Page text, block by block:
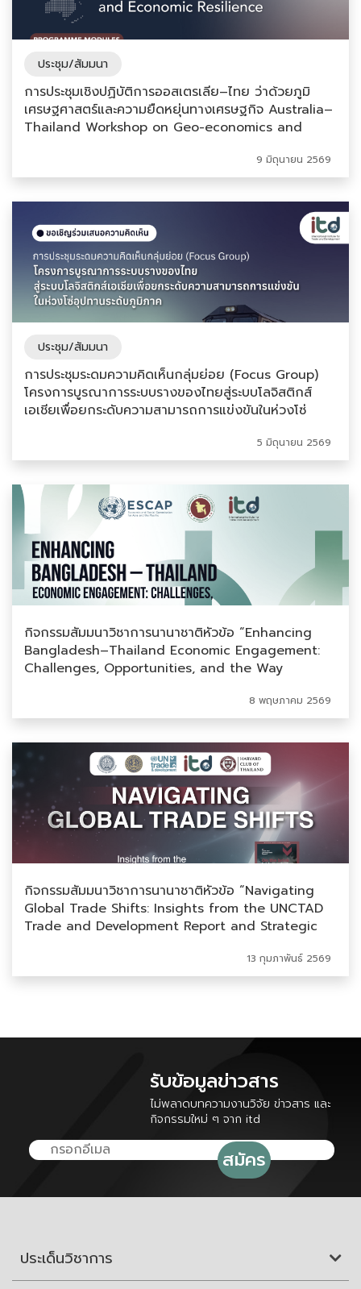
ประชุม/สัมมนา
การประชุมเชิงปฏิบัติการออสเตรเลีย–ไทย ว่าด้วยภูมิ
เศรษฐศาสตร์และความยืดหยุ่นทางเศรษฐกิจ Australia–
Thailand Workshop on Geo-economics and
9 มิถุนายน 2569
ประชุม/สัมมนา
การประชุมระดมความคิดเห็นกลุ่มย่อย (Focus Group)
โครงการบูรณาการระบบรางของไทยสู่ระบบโลจิสติกส์
เอเชียเพื่อยกระดับความสามารถการแข่งขันในห่วงโซ่
5 มิถุนายน 2569
กิจกรรมสัมมนาวิชาการนานาชาติหัวข้อ “Enhancing
Bangladesh–Thailand Economic Engagement:
Challenges, Opportunities, and the Way
8 พฤษภาคม 2569
กิจกรรมสัมมนาวิชาการนานาชาติหัวข้อ “Navigating
Global Trade Shifts: Insights from the UNCTAD
Trade and Development Report and Strategic
13 กุมภาพันธ์ 2569
รับข้อมูลข่าวสาร
ไม่พลาดบทความงานวิจัย ข่าวสาร และ
กิจกรรมใหม่ ๆ จาก itd
ประเด็นวิชาการ